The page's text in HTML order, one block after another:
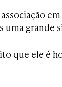
uma grande
que ele é